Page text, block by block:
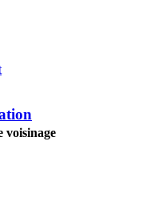
voisinage